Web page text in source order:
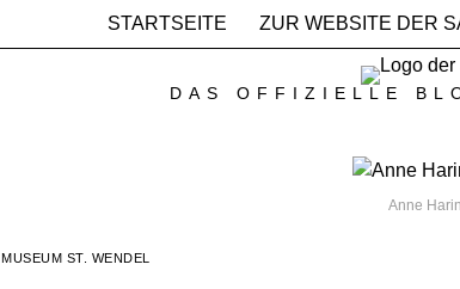
STARTSEITE ZUR WEBSITE DER
DAS OFFIZIELLE
Anne
MUSEUM ST. WENDEL